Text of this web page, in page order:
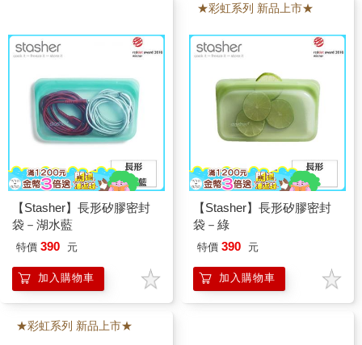
【Stasher】長形矽膠密封
袋－湖水藍
特價 390 元
加入購物車
★彩虹系列 新品上市★
【Stasher】長形矽膠密封
袋－綠
特價 390 元
加入購物車
★彩虹系列 新品上市★